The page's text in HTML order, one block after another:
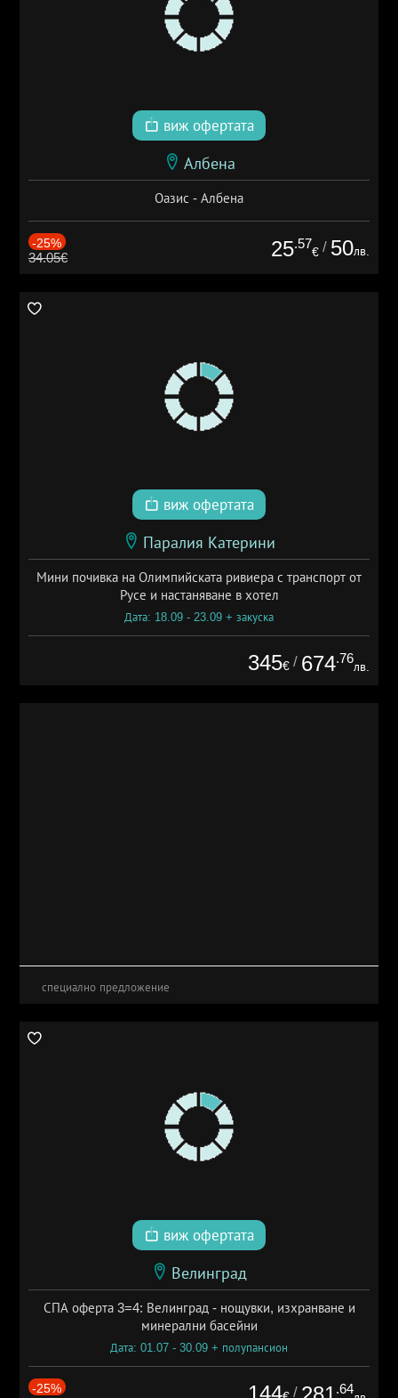
виж офертата
Албена
Оазис - Албена
-25%
34.05€ 25.57
€ / 50лв.
виж офертата
Паралия Катерини
Мини почивка на Олимпийската ривиера с транспорт от
Русе и настаняване в хотел
Дата: 18.09 - 23.09 + закуска
345€ / 674.76
лв.
специално предложение
виж офертата
Велинград
СПА оферта 3=4: Велинград - нощувки, изхранване и
минерални басейни
Дата: 01.07 - 30.09 + полупансион
-25% 144 / .64